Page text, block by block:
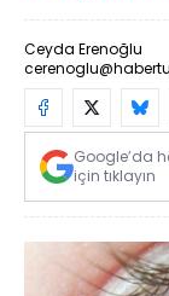
Ceyda Erenoğlu
Google’da
için tıklayın